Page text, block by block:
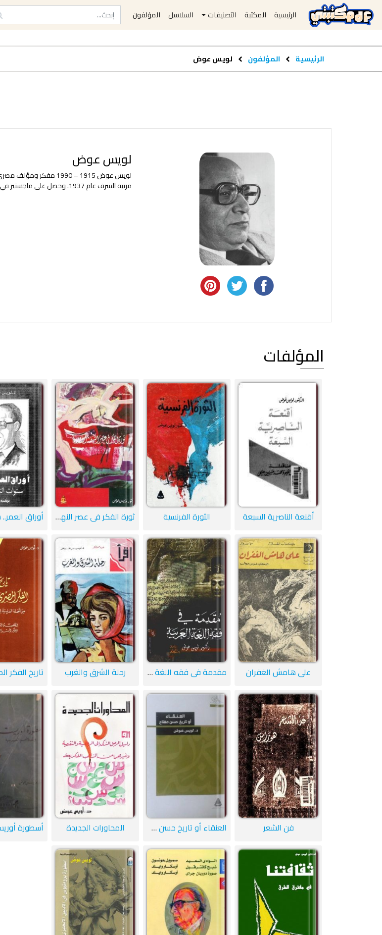
الرئيسية المكتبة التصنيفات السلاسل المؤلفون
الرئيسية المؤلفون لويس عوض
لويس عوض
مرتبة الشرف عام 1937. وحصل على ماجستير في الأدب الإنجليزي من جامعة كامردج سنة 1943 ودكتور
المؤلفات
أقنعة الناصرية السبعة الثورة الفرنسية ثورة الفكر في عصر النهضة الأوروبية
على هامش الغفران مقدمة في فقه اللغة العربية رحلة الشرق والغرب
فن الشعر العنقاء أو تاريخ حسن مفتاح المحاورات الجديدة